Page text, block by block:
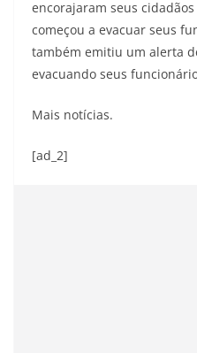
encorajaram seus
começou a evacuar seus
também emitiu um alerta
evacuando seus
Mais notícias.
[ad_2]